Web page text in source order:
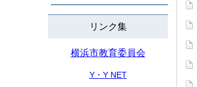
リンク集
横浜市教育委員会
Y・Y NET